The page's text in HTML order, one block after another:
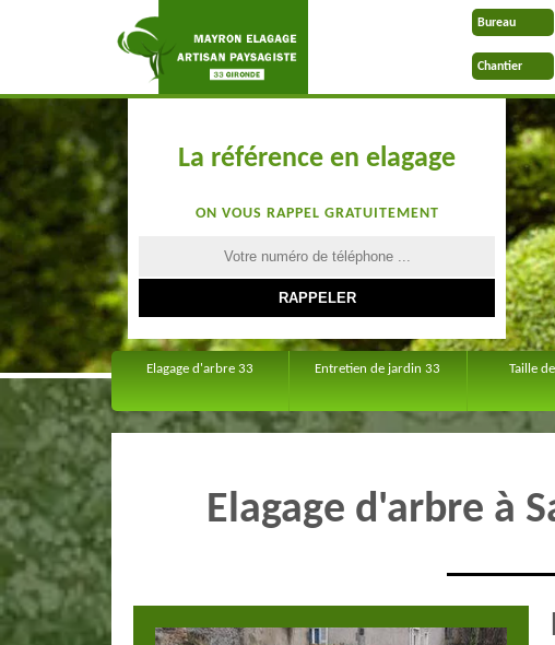
Bureau
Chantier
La référence en elagage
ON VOUS RAPPEL GRATUITEMENT
Elagage d'arbre 33 Entretien de jardin 33 Taille
Elagage d'arbre à